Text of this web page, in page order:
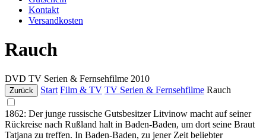
Kontakt
Versandkosten
Rauch
DVD TV Serien & Fernsehfilme 2010
Zurück Start Film & TV TV Serien & Fernsehfilme Rauch
1862: Der junge russische Gutsbesitzer Litvinow macht auf seiner
Rückreise nach Rußland halt in Baden-Baden, um dort seine Braut
Tatjana zu treffen. In Baden-Baden, zu jener Zeit beliebter